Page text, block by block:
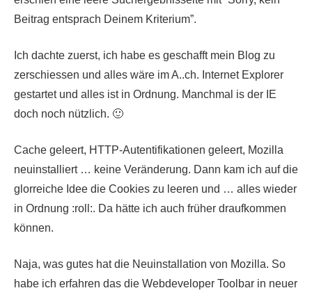
Beitrag entsprach Deinem Kriterium”.
Ich dachte zuerst, ich habe es geschafft mein Blog zu
zerschiessen und alles wäre im A..ch. Internet Explorer
gestartet und alles ist in Ordnung. Manchmal is der IE
doch noch nützlich. 🙂
Cache geleert, HTTP-Autentifikationen geleert, Mozilla
neuinstalliert … keine Veränderung. Dann kam ich auf die
glorreiche Idee die Cookies zu leeren und … alles wieder
in Ordnung :roll:. Da hätte ich auch früher draufkommen
können.
Naja, was gutes hat die Neuinstallation von Mozilla. So
habe ich erfahren das die Webdeveloper Toolbar in neuer